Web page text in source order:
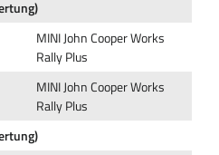
MINI John Cooper Works
Rally Plus
MINI John Cooper Works
Rally Plus